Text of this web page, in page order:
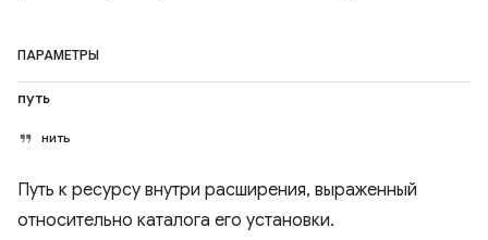
ПАРАМЕТРЫ
путь
нить
Путь к ресурсу внутри расширения, выраженный
относительно каталога его установки.